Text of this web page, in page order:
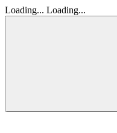
Loading... Loading...